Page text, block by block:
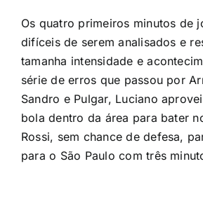
Os quatro primeiros minutos de
difíceis de serem analisados e
tamanha intensidade e
série de erros que passou por
Sandro e Pulgar, Luciano
bola dentro da área para bater
Rossi, sem chance de defesa,
para o São Paulo com três